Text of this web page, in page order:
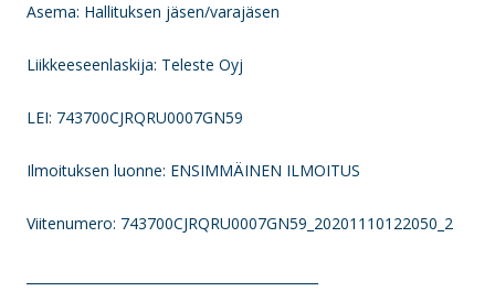
Asema: Hallituksen jäsen/varajäsen
Liikkeeseenlaskija: Teleste Oyj
LEI: 743700CJRQRU0007GN59
Ilmoituksen luonne: ENSIMMÄINEN ILMOITUS
Viitenumero: 743700CJRQRU0007GN59_20201110122050_2